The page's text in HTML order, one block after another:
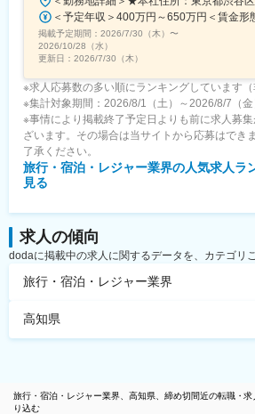
京成八幡駅、東海神駅、井野駅(千葉県)
松駅、近鉄日本橋駅、天満駅、大阪阿部
前駅、三条京阪駅、京都河原町駅、西川
駅、浜町アーケード駅、水道町駅、朝日
掲載予定期間： 2026/7/30（木） 〜
2026/10/28（水）
更新日： 2026/7/30（木）
※求人応募数の多い順にランキングしています（
※集計対象期間：2026/8/1（土）～2026/8/7（金
※事情により掲載終了予定日よりも前に求人募
ざいます。その場合は当サイトから応募はでき
了承ください。
旅行・宿泊・レジャー業界の人気求人ラ
見る
求人の傾向
dodaに掲載中の求人に関するデータを、カテゴリ
旅行・宿泊・レジャー業界
高知県
旅行・宿泊・レジャー業界、高知県、締め切間近の転職・
り込む